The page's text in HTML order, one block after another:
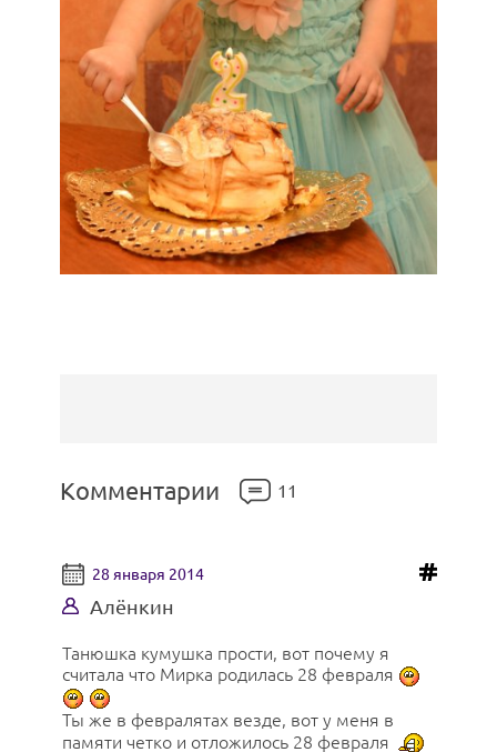
Комментарии 11
28 января 2014
Алёнкин
Танюшка кумушка прости, вот почему я
считала что Мирка родилась 28 февраля
Ты же в февралятах везде, вот у меня в
памяти четко и отложилось 28 февраля